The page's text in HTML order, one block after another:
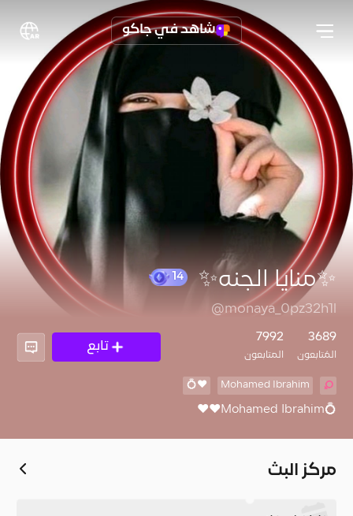
شاهد في جاكو
✨️منايا الجنه✨️
@monaya_0pz32h1l
3689
المُتابعون
7992
المتابعون
تابع
Mohamed Ibrahim
❤️💍
💍Mohamed Ibrahim❤️❤️
مركز البث